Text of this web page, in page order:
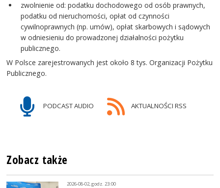
zwolnienie od: podatku dochodowego od osób prawnych,
podatku od nieruchomości, opłat od czynności
cywilnoprawnych (np. umów), opłat skarbowych i sądowych
w odniesieniu do prowadzonej działalności pożytku
publicznego.
W Polsce zarejestrowanych jest około 8 tys. Organizacji Pożytku
Publicznego.
PODCAST AUDIO AKTUALNOŚCI RSS
Zobacz także
2026-08-02, godz. 23:00